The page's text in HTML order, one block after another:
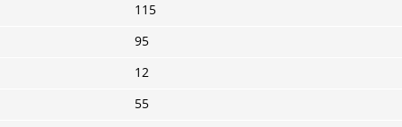
115
95
12
55